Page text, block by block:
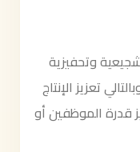
وتحفيزية
تعزيز الإنتاج
قدرة الموظفين أو